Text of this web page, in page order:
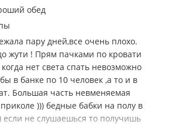
обед
пару дней,все очень плохо.
жути ! Прям пачками по кровати
нет света спать невозможно
в банке по 10 человек ,а то и в
Большая часть невменяемая
))) бедные бабки на полу в
если не слушаешься то получишь